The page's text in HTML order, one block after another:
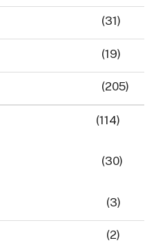
(31)
(19)
(205)
(114)
(30)
(3)
(2)